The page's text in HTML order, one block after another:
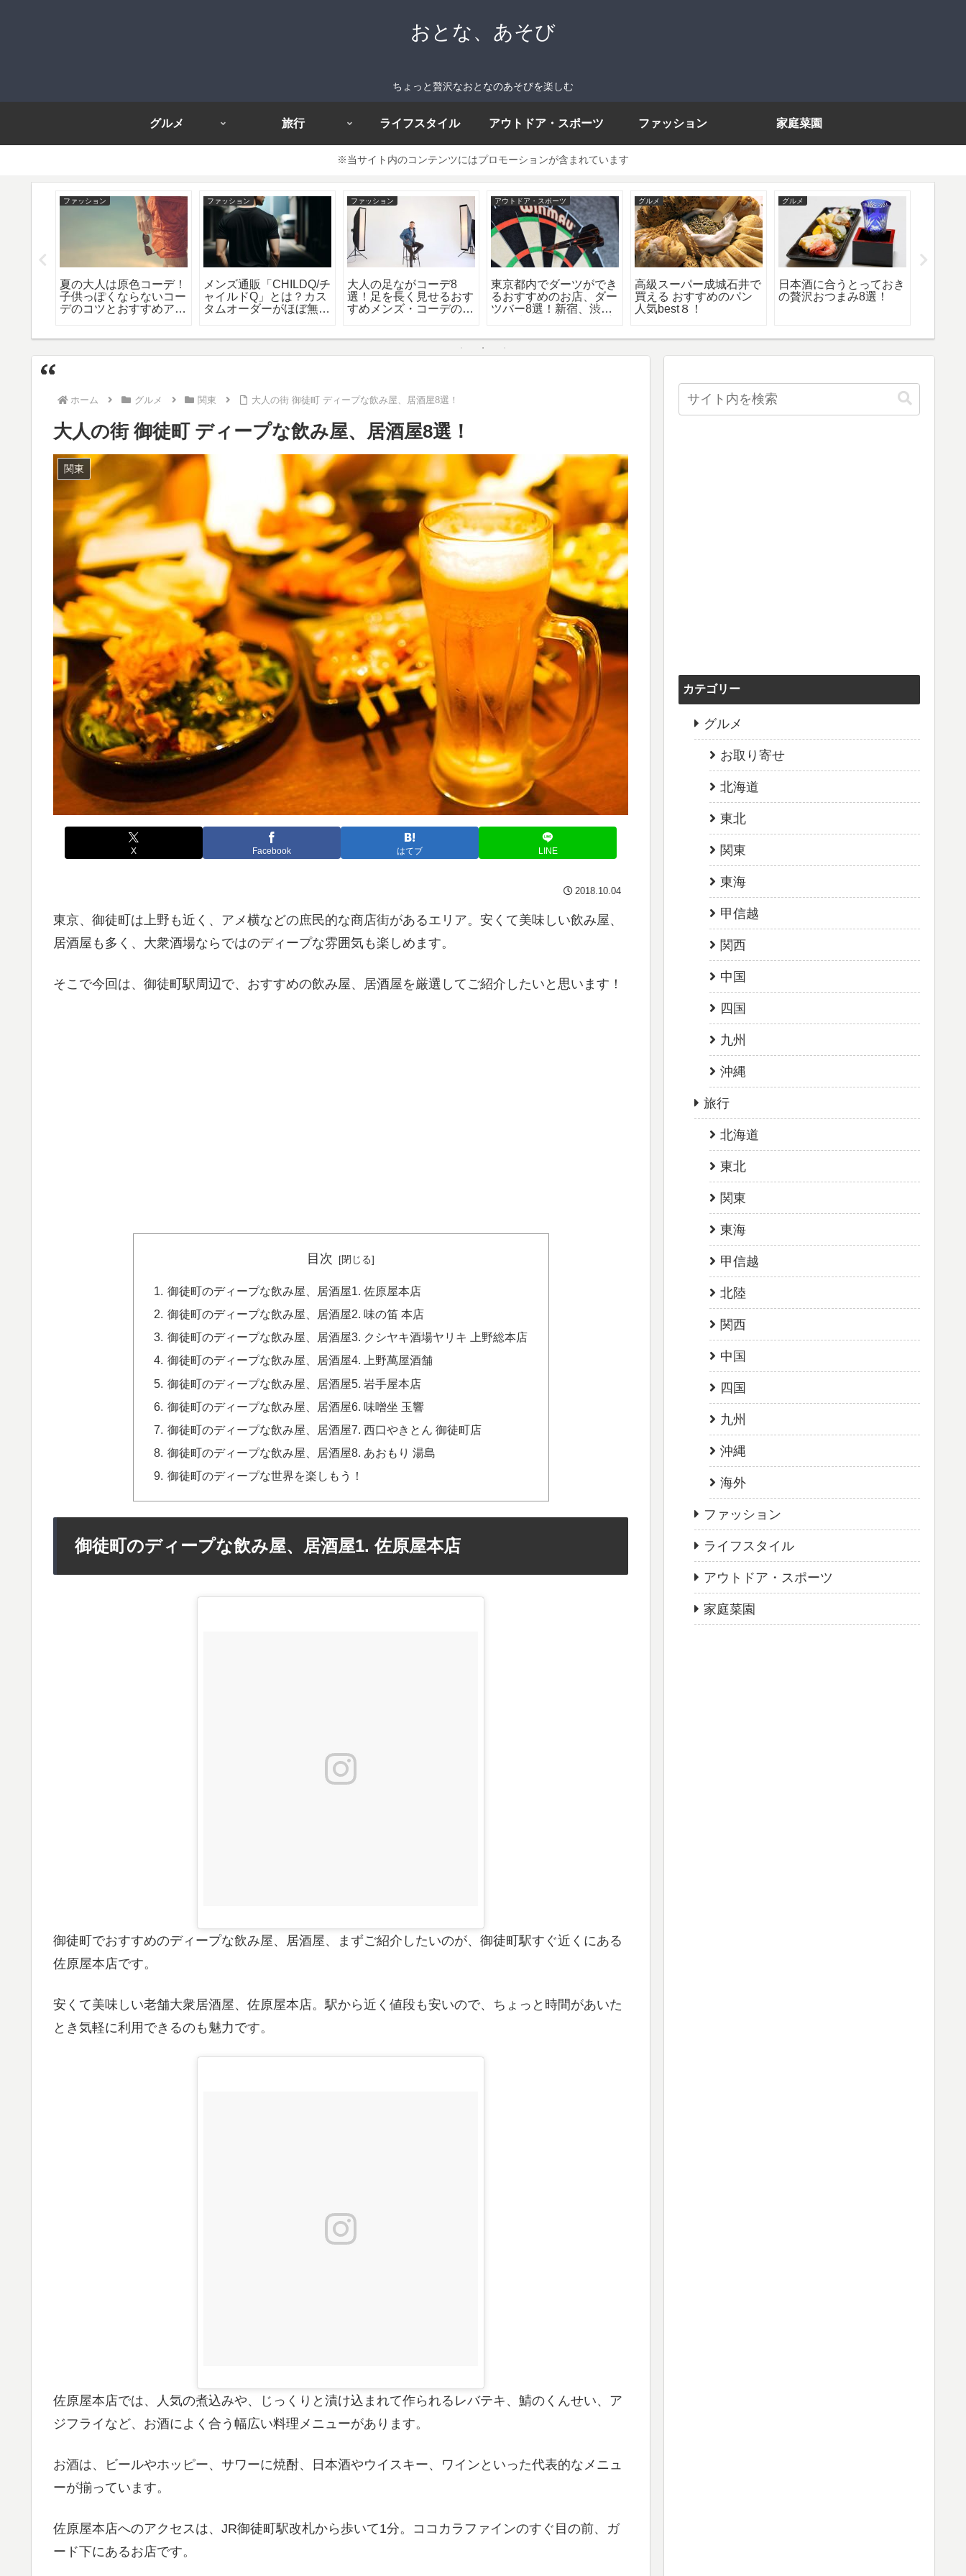
おとな、あそび
ちょっと贅沢なおとなのあそびを楽しむ
グルメ 旅行 ライフスタイル アウトドア・スポーツ ファッション 家庭菜園
※当サイト内のコンテンツにはプロモーションが含まれています
ファッション
夏の大人は原色コーデ！
子供っぽくならないコー
デのコツとおすすめアイ
ファッション
メンズ通販「CHILDQ/チ
ャイルドQ」とは？カス
タムオーダーがほぼ無料
ファッション
大人の足ながコーデ8
選！足を長く見せるおす
すめメンズ・コーデのポ
アウトドア・スポーツ
東京都内でダーツができ
るおすすめのお店、ダー
ツバー8選！新宿、渋
グルメ
高級スーパー成城石井で
買える おすすめのパン
人気best８！
グルメ
日本酒に合うとっておき
の贅沢おつまみ8選！
ホーム グルメ 関東 大人の街 御徒町 ディープな飲み屋、居酒屋8選！
大人の街 御徒町 ディープな飲み屋、居酒屋8選！
関東
X Facebook はてブ LINE
2018.10.04
東京、御徒町は上野も近く、アメ横などの庶民的な商店街があるエリア。安くて美味しい飲み屋、
居酒屋も多く、大衆酒場ならではのディープな雰囲気も楽しめます。
そこで今回は、御徒町駅周辺で、おすすめの飲み屋、居酒屋を厳選してご紹介したいと思います！
目次
御徒町のディープな飲み屋、居酒屋1. 佐原屋本店
御徒町のディープな飲み屋、居酒屋2. 味の笛 本店
御徒町のディープな飲み屋、居酒屋3. クシヤキ酒場ヤリキ 上野総本店
御徒町のディープな飲み屋、居酒屋4. 上野萬屋酒舗
御徒町のディープな飲み屋、居酒屋5. 岩手屋本店
御徒町のディープな飲み屋、居酒屋6. 味噌坐 玉響
御徒町のディープな飲み屋、居酒屋7. 西口やきとん 御徒町店
御徒町のディープな飲み屋、居酒屋8. あおもり 湯島
御徒町のディープな世界を楽しもう！
御徒町のディープな飲み屋、居酒屋1. 佐原屋本店
御徒町でおすすめのディープな飲み屋、居酒屋、まずご紹介したいのが、御徒町駅すぐ近くにある
佐原屋本店です。
安くて美味しい老舗大衆居酒屋、佐原屋本店。駅から近く値段も安いので、ちょっと時間があいた
とき気軽に利用できるのも魅力です。
佐原屋本店では、人気の煮込みや、じっくりと漬け込まれて作られるレバテキ、鯖のくんせい、ア
ジフライなど、お酒によく合う幅広い料理メニューがあります。
お酒は、ビールやホッピー、サワーに焼酎、日本酒やウイスキー、ワインといった代表的なメニュ
ーが揃っています。
佐原屋本店へのアクセスは、JR御徒町駅改札から歩いて1分。ココカラファインのすぐ目の前、ガ
ード下にあるお店です。
カテゴリー
グルメ
お取り寄せ
北海道
東北
関東
東海
甲信越
関西
中国
四国
九州
沖縄
旅行
北海道
東北
関東
東海
甲信越
北陸
関西
中国
四国
九州
沖縄
海外
ファッション
ライフスタイル
アウトドア・スポーツ
家庭菜園